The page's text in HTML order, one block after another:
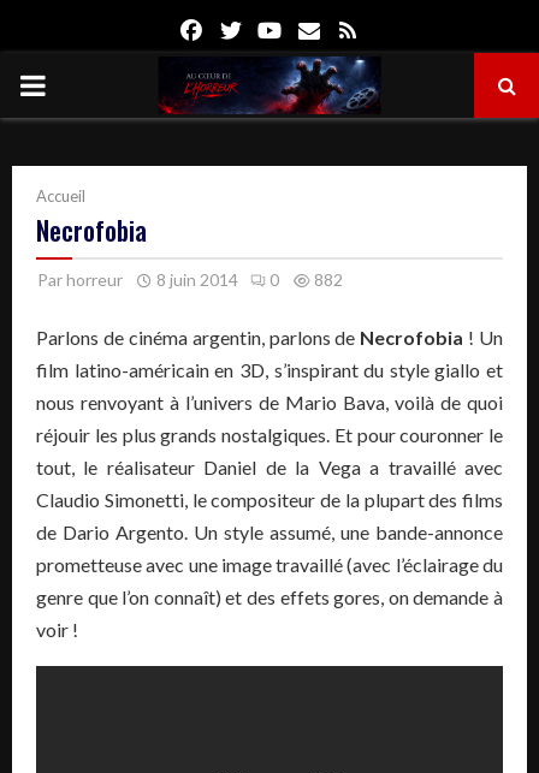
FacebookTwitterYoutube
Email
PRIMARY
Accueil
Necrofobia
Parhorreur 8 juin 2014 0 882
Parlons de cinéma argentin, parlons de Necrofobia ! Un
film latino-américain en 3D, s’inspirant du style giallo et
nous renvoyant à l’univers de Mario Bava, voilà de quoi
réjouir les plus grands nostalgiques. Et pour couronner le
tout, le réalisateur Daniel de la Vega a travaillé avec
Claudio Simonetti, le compositeur de la plupart des films
de Dario Argento. Un style assumé, une bande-annonce
prometteuse avec une image travaillé (avec l’éclairage du
genre que l’on connaît) et des effets gores, on demande à
voir !